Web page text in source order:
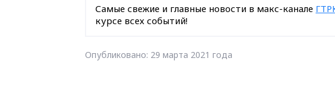
Самые свежие и главные новости в макс-канале
курсе всех событий!
Опубликовано: 29 марта 2021 года